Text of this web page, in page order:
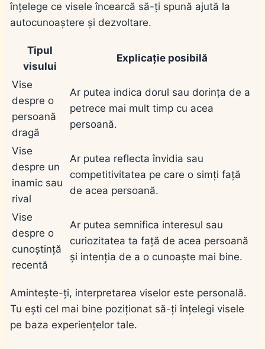
înțelege ce visele încearcă să-ți spună ajută la
autocunoaștere și dezvoltare.
Tipul
visului
Explicație posibilă
Vise
despre o
persoană
dragă
Ar putea indica dorul sau dorința de a
petrece mai mult timp cu acea
persoană.
Vise
despre un
inamic sau
rival
Ar putea reflecta învidia sau
competitivitatea pe care o simți față
de acea persoană.
Vise
despre o
cunoștință
recentă
Ar putea semnifica interesul sau
curiozitatea ta față de acea persoană
și intenția de a o cunoaște mai bine.
Amintește-ți, interpretarea viselor este personală.
Tu ești cel mai bine poziționat să-ți înțelegi visele
pe baza experiențelor tale.